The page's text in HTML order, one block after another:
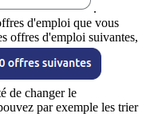
.
d'emploi que vous
offres d'emploi suivantes,
de changer le
par exemple les trier